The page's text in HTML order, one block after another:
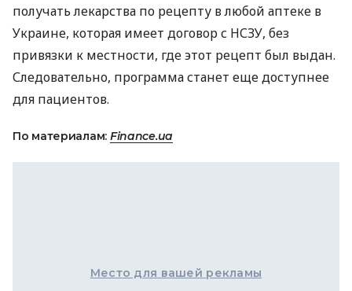
получать лекарства по рецепту в любой аптеке в
Украине, которая имеет договор с НСЗУ, без
привязки к местности, где этот рецепт был выдан.
Следовательно, программа станет еще доступнее
для пациентов.
По материалам: Finance.ua
Место для вашей рекламы